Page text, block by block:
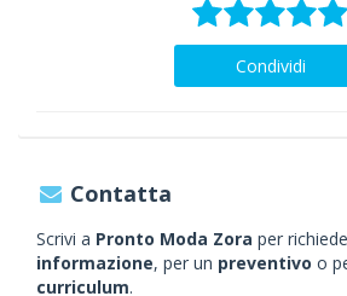
Condividi
Contatta
Scrivi a Pronto Moda Zora per
informazione, per un preventivo o
curriculum.